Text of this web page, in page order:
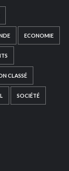
ECONOMIE
CLASSÉ
SOCIÉTÉ